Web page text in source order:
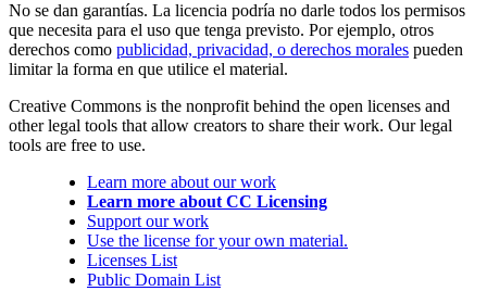
No se dan garantías. La licencia podría no darle todos los permisos
que necesita para el uso que tenga previsto. Por ejemplo, otros
derechos como publicidad, privacidad, o derechos morales pueden
limitar la forma en que utilice el material.
Creative Commons is the nonprofit behind the open licenses and
other legal tools that allow creators to share their work. Our legal
tools are free to use.
Learn more about our work
Learn more about CC Licensing
Support our work
Use the license for your own material.
Licenses List
Public Domain List